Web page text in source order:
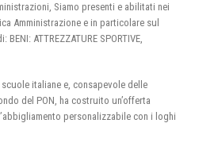
Siamo presenti e abilitati nei
Amministrazione e in particolare sul
ATTREZZATURE SPORTIVE,
italiane e, consapevole delle
del PON, ha costruito un’offerta
personalizzabile con i loghi